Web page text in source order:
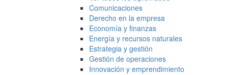
Comunicaciones
Derecho en la empresa
Economía y finanzas
Energía y recursos naturales
Estrategia y gestión
Gestión de operaciones
Innovación y emprendimiento